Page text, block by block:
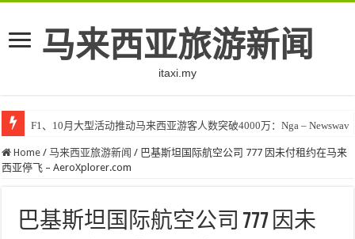
马来西亚旅游新闻
itaxi.my
F1、10月大型活动推动马来西亚游客人数突破4000万：Nga – Newswav
Home / 马来西亚旅游新闻 / 巴基斯坦国际航空公司 777 因未付租约在马来
西亚停飞 – AeroXplorer.com
巴基斯坦国际航空公司 777 因未